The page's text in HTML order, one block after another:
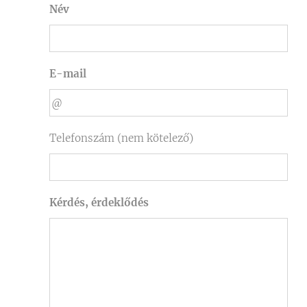
Név
E-mail
Telefonszám (nem kötelező)
Kérdés, érdeklődés